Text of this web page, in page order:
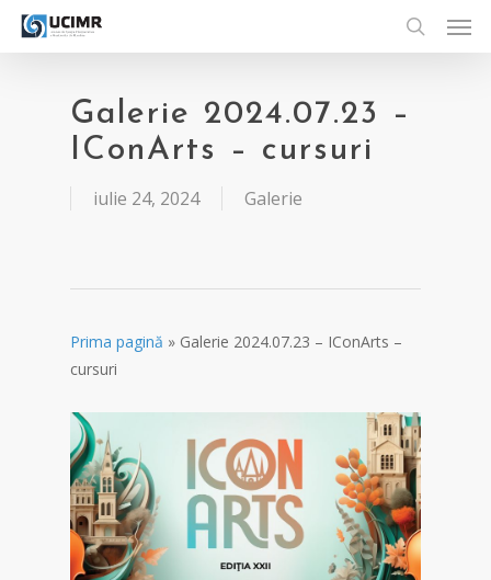
Skip
search
Galerie 2024.07.23 –
IConArts – cursuri
iulie 24, 2024 Galerie
Prima pagină » Galerie 2024.07.23 – IConArts –
cursuri